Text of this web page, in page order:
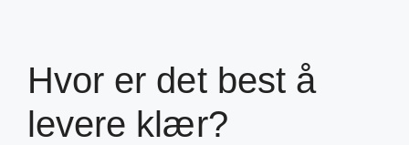
Hvor er det best å
levere klær?